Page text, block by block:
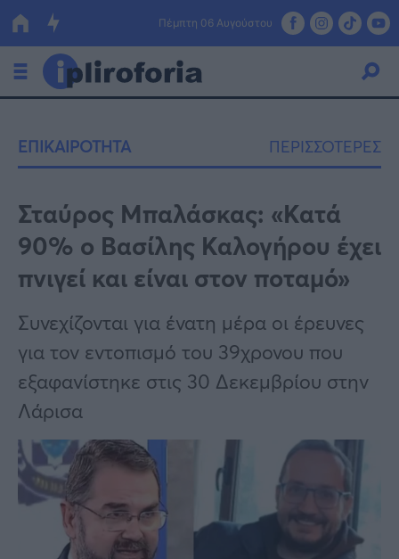
Πέμπτη 06 Αυγούστου
Οικονομία
Πολιτική
Τράπεζες
Επιδοτήσεις
ΕΣΠΑ
Κόσμος
Lifestyle
Αθλητικά
Υγεία
Γυναίκα
Καιρός
ΕΠΙΚΑΙΡΟΤΗΤΑ ΠΕΡΙΣΣΟΤΕΡΕΣ
Σταύρος Μπαλάσκας: «Κατά
90% ο Βασίλης Καλογήρου έχει
πνιγεί και είναι στον ποταμό»
Συνεχίζονται για ένατη μέρα οι έρευνες
για τον εντοπισμό του 39χρονου που
εξαφανίστηκε στις 30 Δεκεμβρίου στην
Λάρισα